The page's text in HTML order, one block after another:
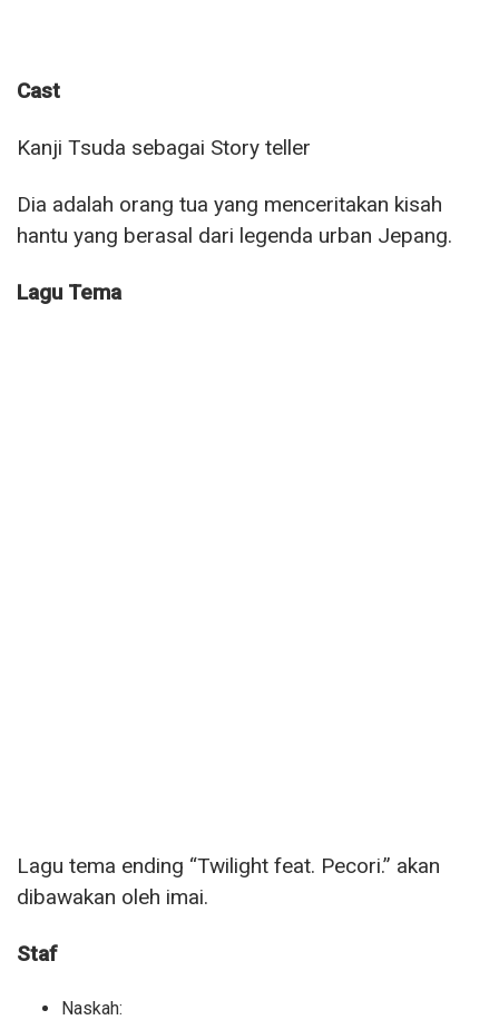
Cast
Kanji Tsuda sebagai Story teller
Dia adalah orang tua yang menceritakan kisah
hantu yang berasal dari legenda urban Jepang.
Lagu Tema
Lagu tema ending “Twilight feat. Pecori.” akan
dibawakan oleh imai.
Staf
Naskah: